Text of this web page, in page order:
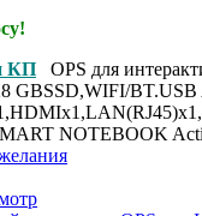
КП OPS для
GBSSD,WIFI/BT.USB
NOTEBOOK